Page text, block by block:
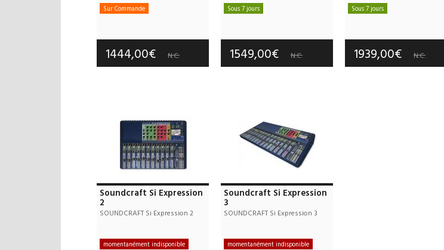
Sur Commande
Garantie :3 an(s)
1444,00€ N.C.
Sous 7 jours
Garantie :3 an(s)
1549,00€ N.C.
Sous 7 jours
Garantie :3 an(s)
1939,00€ N.C.
Soundcraft Si Expression
2
SOUNDCRAFT Si Expression 2
momentanément indisponible
Soundcraft Si Expression
3
SOUNDCRAFT Si Expression 3
momentanément indisponible